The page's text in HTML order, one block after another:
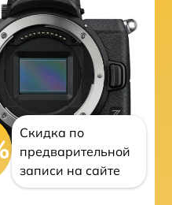
Скидка по
предварительной
записи на сайте